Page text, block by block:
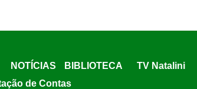
NOTÍCIAS BIBLIOTECA
TV Natalini
de Contas